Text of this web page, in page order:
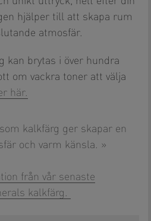
hjälper till att skapa rum
atmosfär.
kan brytas i över hundra
om vackra toner att välja
här.
kalkfärg ger skapar en
och varm känsla.
från vår senaste
kalkfärg.